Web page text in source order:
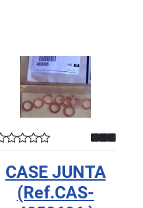
CASE JUNTA
(Ref.CAS-